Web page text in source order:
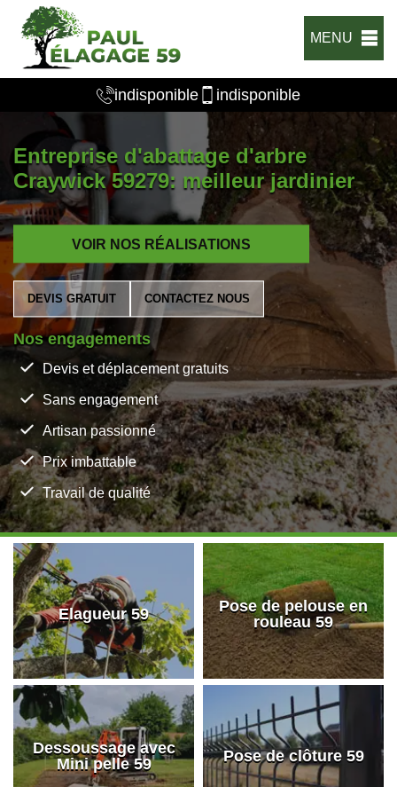
MENU
indisponible indisponible
Entreprise d'abattage d'arbre
Craywick 59279: meilleur jardinier
VOIR NOS RÉALISATIONS
DEVIS GRATUIT CONTACTEZ NOUS
Nos engagements
Devis et déplacement gratuits
Sans engagement
Artisan passionné
Prix imbattable
Travail de qualité
Elagueur 59
Pose de pelouse en
rouleau 59
Dessoussage avec
Mini pelle 59
Pose de clôture 59